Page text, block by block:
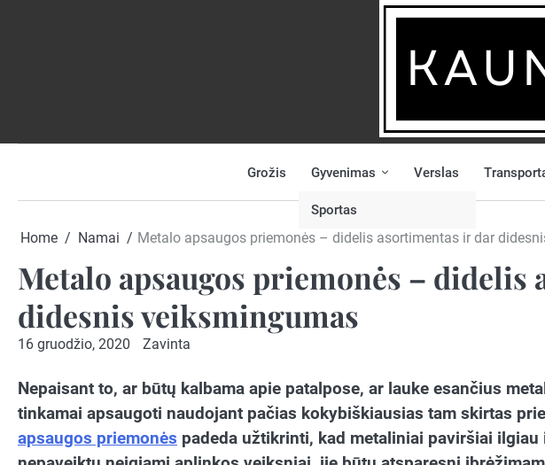
NAUJIENĄ
Grožis Gyvenimas
Sportas
Verslas
Home Namai Metalo apsaugos priemonės – didelis asortimentas ir dar
Metalo apsaugos priemonės –
didesnis veiksmingumas
16 gruodžio, 2020 Zavinta
Nepaisant to, ar būtų kalbama apie patalpose, ar lauke esančius
tinkamai apsaugoti naudojant pačias kokybiškiausias tam skirtas
apsaugos priemonės padeda užtikrinti, kad metaliniai paviršiai